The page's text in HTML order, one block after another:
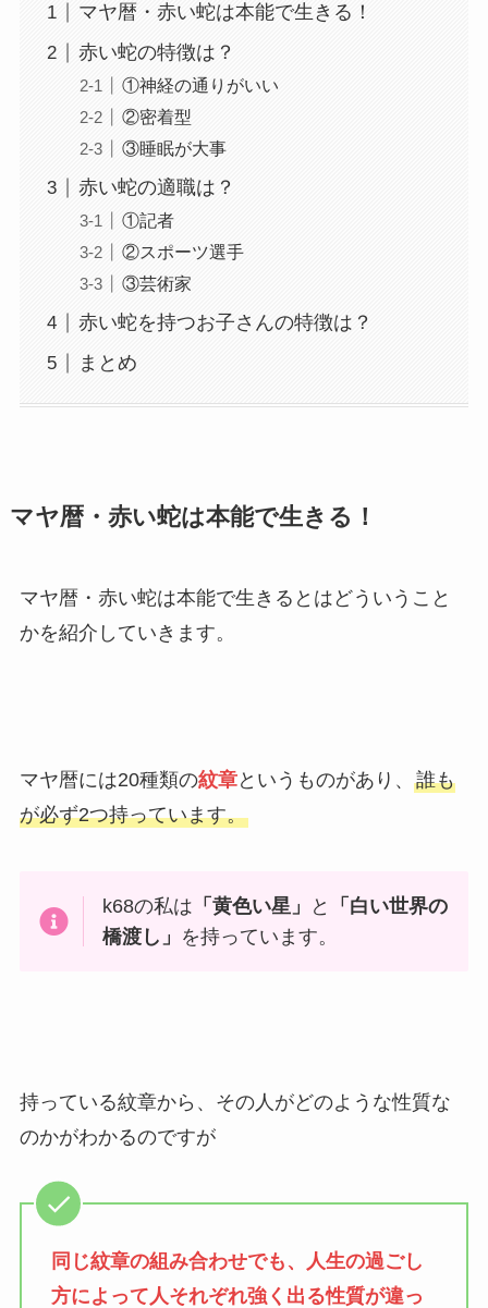
マヤ暦・赤い蛇は本能で生きる！
赤い蛇の特徴は？
①神経の通りがいい
②密着型
③睡眠が大事
赤い蛇の適職は？
①記者
②スポーツ選手
③芸術家
赤い蛇を持つお子さんの特徴は？
まとめ
マヤ暦・赤い蛇は本能で生きる！
マヤ暦・赤い蛇は本能で生きるとはどういうこと
かを紹介していきます。
マヤ暦には20種類の紋章というものがあり、 誰も
が必ず2つ持っています。
k68の私は 「黄色い星」 と
「白い世界の
橋渡し」 を持っています。
持っている紋章から、その人がどのような性質な
のかがわかるのですが
同じ紋章の組み合わせでも、人生の過ごし
方によって人それぞれ強く出る性質が違っ